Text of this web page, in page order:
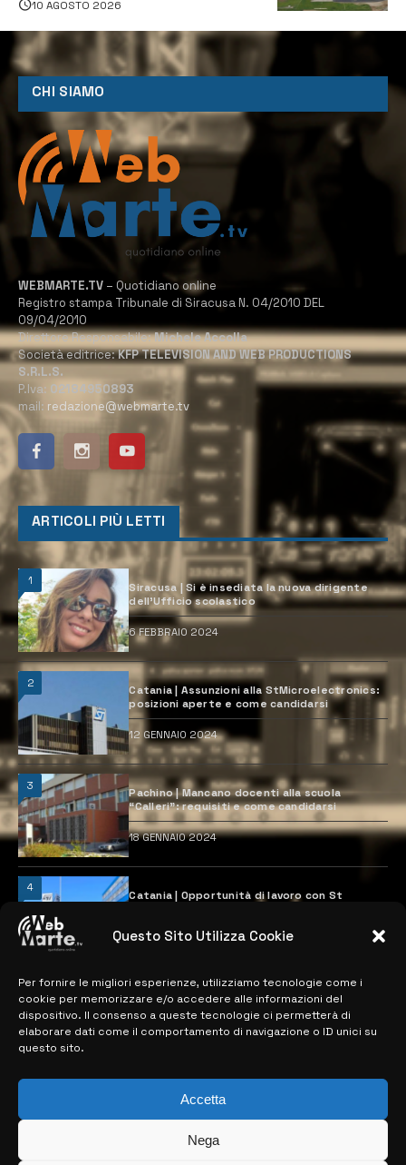
Questo Sito Utilizza Cookie
Per fornire le migliori esperienze, utilizziamo tecnologie come i
cookie per memorizzare e/o accedere alle informazioni del
dispositivo. Il consenso a queste tecnologie ci permetterà di
elaborare dati come il comportamento di navigazione o ID unici su
questo sito.
Accetta
Nega
10 AGOSTO 2026
CHI SIAMO
WEBMARTE.TV – Quotidiano online
Registro stampa Tribunale di Siracusa N. 04/2010 DEL
09/04/2010
Direttore Responsabile:Michele Accolla
Società editrice:KFP TELEVISION AND WEB PRODUCTIONS
S.R.L.S.
P.Iva: 02184950893
mail: redazione@webmarte.tv
ARTICOLI PIÙ LETTI
1
Siracusa | Si è insediata la nuova dirigente
dell’Ufficio scolastico
6 FEBBRAIO 2024
2
Catania | Assunzioni alla StMicroelectronics:
posizioni aperte e come candidarsi
12 GENNAIO 2024
3
Pachino | Mancano docenti alla scuola
“Calleri”: requisiti e come candidarsi
18 GENNAIO 2024
4
Catania | Opportunità di lavoro con St
28 MARZO 2024
MAPPA DEL SITO
> NOTIZIE
> CONTATTI